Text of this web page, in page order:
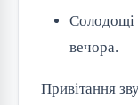
Солодощі
вечора.
Привітання